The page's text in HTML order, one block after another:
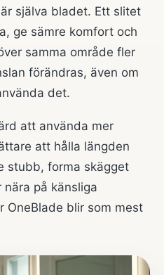
själva bladet. Ett slitet
ge sämre komfort och
samma område fler
förändras, även om
det.
att använda mer
att hålla längden
stubb, forma skägget
på känsliga
OneBlade blir som mest